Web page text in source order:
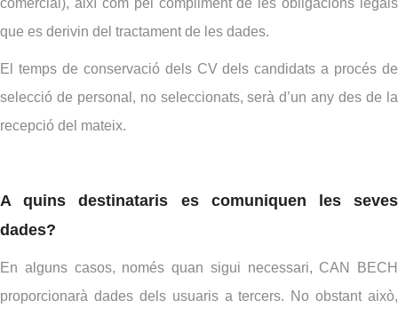
comercial), així com pel compliment de les obligacions legals
que es derivin del tractament de les dades.
El temps de conservació dels CV dels candidats a procés de
selecció de personal, no seleccionats, serà d’un any des de la
recepció del mateix.
A quins destinataris es comuniquen les seves
dades?
En alguns casos, només quan sigui necessari, CAN BECH
proporcionarà dades dels usuaris a tercers. No obstant això,